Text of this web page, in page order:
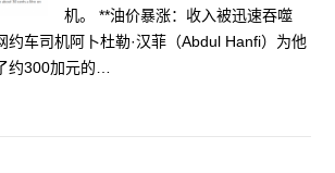
机。 **油价暴涨：收入被迅速吞噬
约车司机阿卜杜勒·汉菲（Abdul Hanfi）为他
约300加元的…